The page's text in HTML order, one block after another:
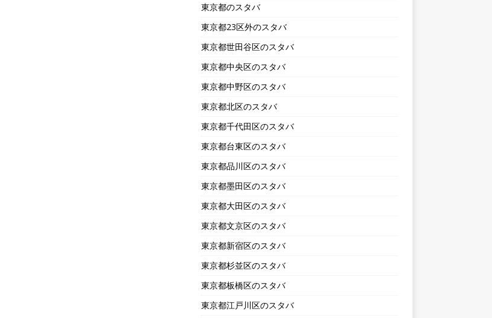
東京都のスタバ
東京都23区外のスタバ
東京都世田谷区のスタバ
東京都中央区のスタバ
東京都中野区のスタバ
東京都北区のスタバ
東京都千代田区のスタバ
東京都台東区のスタバ
東京都品川区のスタバ
東京都墨田区のスタバ
東京都大田区のスタバ
東京都文京区のスタバ
東京都新宿区のスタバ
東京都杉並区のスタバ
東京都板橋区のスタバ
東京都江戸川区のスタバ